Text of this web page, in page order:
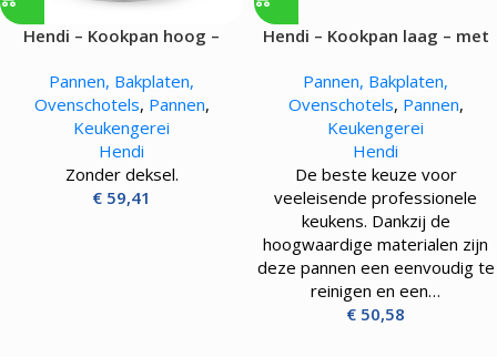
Hendi – Kookpan hoog –
Pannen, Bakplaten,
Ovenschotels, Pannen,
Keukengerei
Hendi
Zonder deksel.
€ 59,41
Hendi – Kookpan laag – met
Pannen, Bakplaten,
Ovenschotels, Pannen,
Keukengerei
Hendi
De beste keuze voor
veeleisende professionele
keukens. Dankzij de
hoogwaardige materialen zijn
deze pannen een eenvoudig te
reinigen en een…
€ 50,58